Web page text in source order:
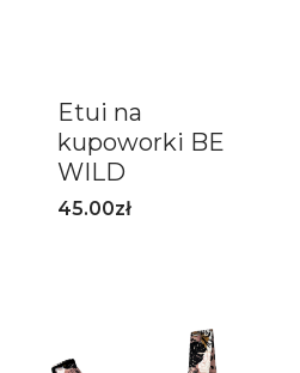
Etui na
kupoworki BE
WILD
45.00zł